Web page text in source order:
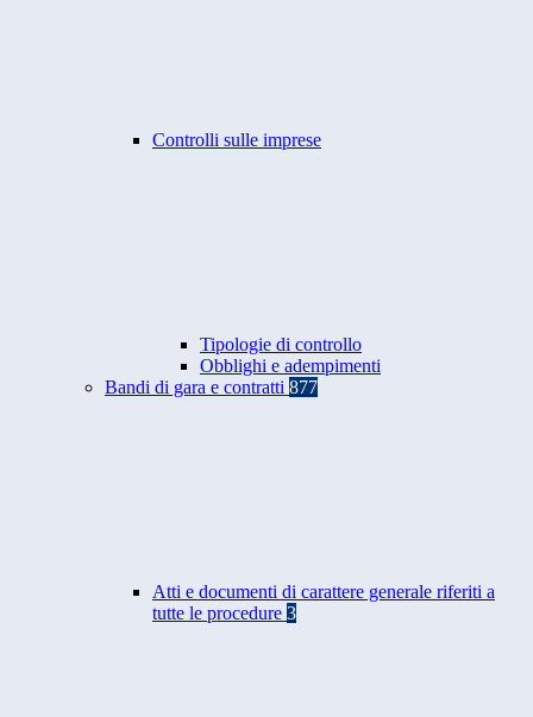
Controlli sulle imprese
Tipologie di controllo
Obblighi e adempimenti
Bandi di gara e contratti 877
Atti e documenti di carattere generale riferiti a
tutte le procedure 3